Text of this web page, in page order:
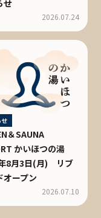
せ
2026.07.24
せ
＆SAUNA
かいほつの湯
8月3日(月) リブ
オープン
2026.07.10